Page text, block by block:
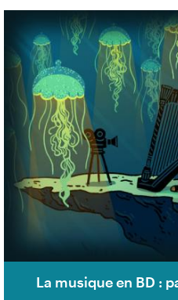
La musique en BD :